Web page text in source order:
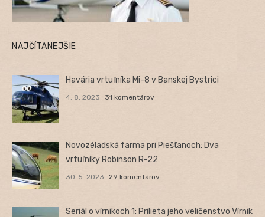
NAJČÍTANEJŠIE
Havária vrtuľníka Mi-8 v Banskej Bystrici
4. 8. 2023 31 komentárov
Novozéladská farma pri Piešťanoch: Dva
vrtuľníky Robinson R-22
30. 5. 2023 29 komentárov
Seriál o vírnikoch 1: Prilieta jeho veličenstvo Vírnik